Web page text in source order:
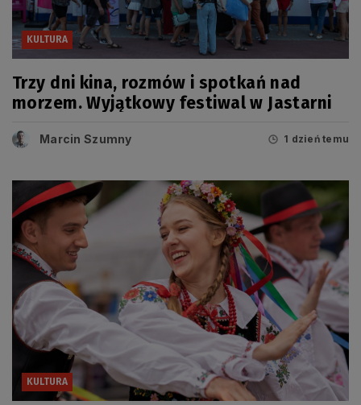
KULTURA
Trzy dni kina, rozmów i spotkań nad
morzem. Wyjątkowy festiwal w Jastarni
Marcin Szumny 1 dzień temu
KULTURA